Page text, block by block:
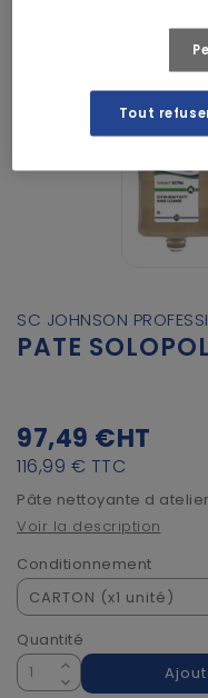
SC JOHNSON
PATE
97,49 €HT
116,99 € TTC
Pâte nettoyante d
Voir la description
Conditionnement
Quantité
Tout